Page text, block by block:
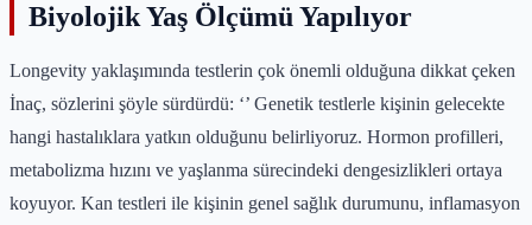
Biyolojik Yaş Ölçümü Yapılıyor
Longevity yaklaşımında testlerin çok önemli olduğuna dikkat çeken
İnaç, sözlerini şöyle sürdürdü: ‘’ Genetik testlerle kişinin gelecekte
hangi hastalıklara yatkın olduğunu belirliyoruz. Hormon profilleri,
metabolizma hızını ve yaşlanma sürecindeki dengesizlikleri ortaya
koyuyor. Kan testleri ile kişinin genel sağlık durumunu, inflamasyon